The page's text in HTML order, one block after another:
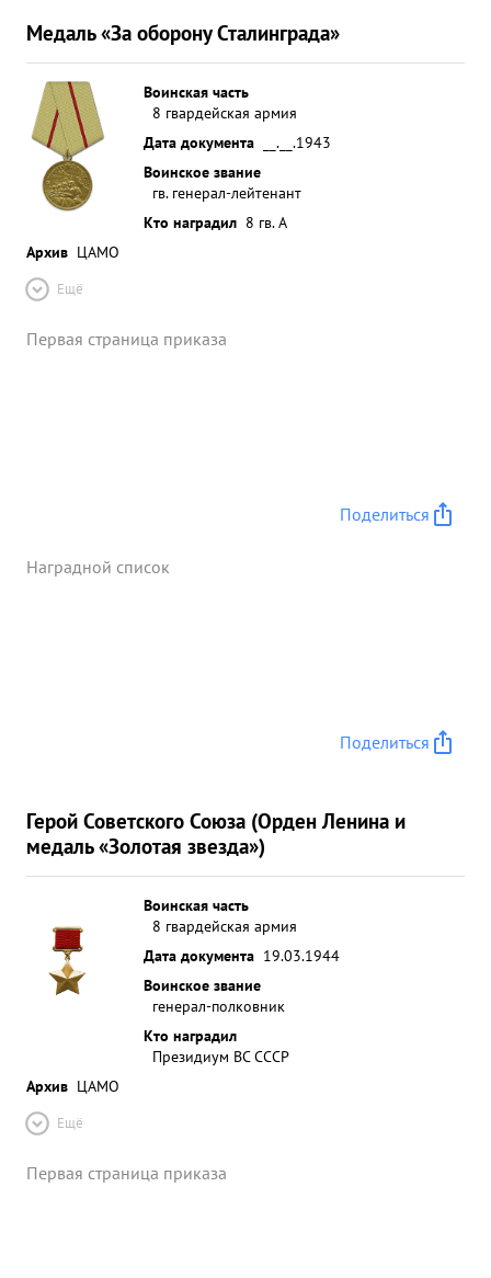
Медаль «За оборону Сталинграда»
Воинская часть
8 гвардейская армия
Дата документа
__.__.1943
Воинское звание
гв. генерал-лейтенант
Кто наградил 8 гв. А
Архив ЦАМО
Ещё
Первая страница приказа
Поделиться
Наградной список
Поделиться
Герой Советского Союза (Орден Ленина и
медаль «Золотая звезда»)
Воинская часть
8 гвардейская армия
Дата документа 19.03.1944
Воинское звание
генерал-полковник
Кто наградил
Президиум ВС СССР
Архив ЦАМО
Ещё
Первая страница приказа